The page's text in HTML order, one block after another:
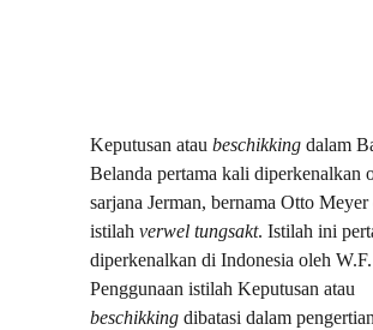
Keputusan atau beschikking dalam
Belanda pertama kali diperkenalkan
sarjana Jerman, bernama Otto Meyer
istilah verwel tungsakt. Istilah ini
diperkenalkan di Indonesia oleh
Penggunaan istilah Keputusan atau
beschikking dibatasi dalam